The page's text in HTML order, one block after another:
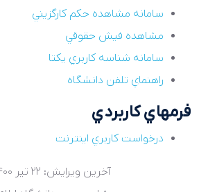
سامانه مشاهده حکم کارگزيني
مشاهده فيش حقوقي
سامانه شناسه کاربري يکتا
راهنماي تلفن دانشگاه
فرمهاي کاربردي
درخواست کاربري اينترنت
آخرین ویرایش: ۲۲ تير ۱۴۰۰